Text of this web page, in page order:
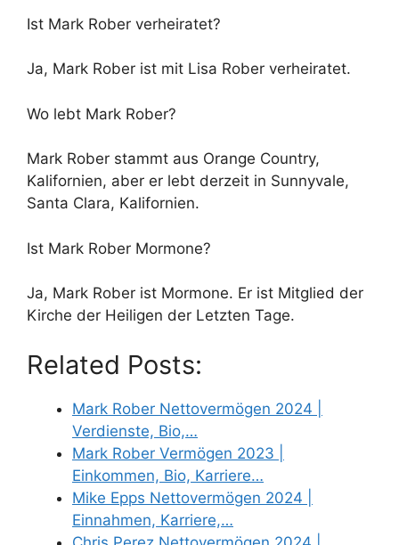
Ist Mark Rober verheiratet?
Ja, Mark Rober ist mit Lisa Rober verheiratet.
Wo lebt Mark Rober?
Mark Rober stammt aus Orange Country,
Kalifornien, aber er lebt derzeit in Sunnyvale,
Santa Clara, Kalifornien.
Ist Mark Rober Mormone?
Ja, Mark Rober ist Mormone. Er ist Mitglied der
Kirche der Heiligen der Letzten Tage.
Related Posts:
Mark Rober Nettovermögen 2024 |
Verdienste, Bio,…
Mark Rober Vermögen 2023 |
Einkommen, Bio, Karriere…
Mike Epps Nettovermögen 2024 |
Einnahmen, Karriere,…